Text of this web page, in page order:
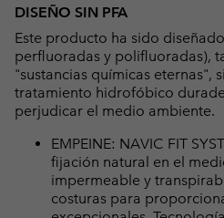
DISEÑO SIN PFA
Este producto ha sido
perfluoradas y polifluoradas),
"sustancias químicas eternas",
tratamiento hidrofóbico
perjudicar el medio ambiente.
EMPEINE: NAVIC FIT
fijación natural en el
impermeable y
costuras para